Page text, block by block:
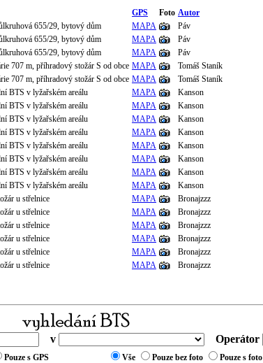
GPS Foto Autor
655/29, bytový dům MAPA
Páv
655/29, bytový dům MAPA
Páv
655/29, bytový dům MAPA
Páv
707 m, příhradový stožár S od obce MAPA
Tomáš Staník
707 m, příhradový stožár S od obce MAPA
Tomáš Staník
BTS v lyžařském areálu MAPA
Kanson
BTS v lyžařském areálu MAPA
Kanson
BTS v lyžařském areálu MAPA
Kanson
BTS v lyžařském areálu MAPA
Kanson
BTS v lyžařském areálu MAPA
Kanson
BTS v lyžařském areálu MAPA
Kanson
BTS v lyžařském areálu MAPA
Kanson
BTS v lyžařském areálu MAPA
Kanson
u střelnice MAPA
Bronajzzz
u střelnice MAPA
Bronajzzz
u střelnice MAPA
Bronajzzz
u střelnice MAPA
Bronajzzz
u střelnice MAPA
Bronajzzz
u střelnice MAPA Bronajzzz
v Operátor
Pouze s GPS Vše Pouze bez foto Pouze s foto